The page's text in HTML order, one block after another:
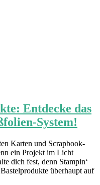
Entdecke das
System!
Karten und Scrapbook-
ein Projekt im Licht
dich fest, denn Stampin‘
überhaupt auf